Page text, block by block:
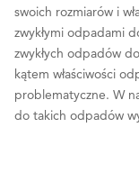
swoich rozmiarów i
zwykłymi odpadami
zwykłych odpadów
kątem właściwości
problematyczne. W
do takich odpadów